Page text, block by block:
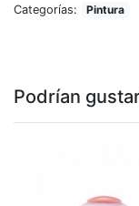
Categorías:
Pintura
Podrían